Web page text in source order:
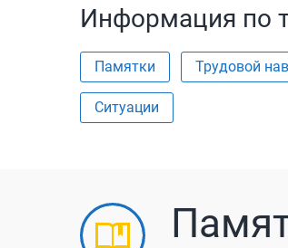
Информация по
Памятки Трудовой
Ситуации